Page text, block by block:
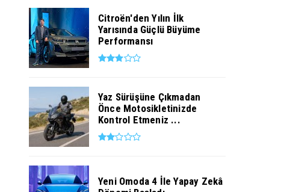
Citroën'den Yılın İlk
Yarısında Güçlü Büyüme
Performansı
Yaz Sürüşüne Çıkmadan
Önce Motosikletinizde
Kontrol Etmeniz ...
Yeni Omoda 4 İle Yapay Zekâ